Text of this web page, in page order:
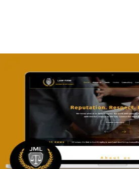
جبار والمزارقة للمحاماة
التفاصيل